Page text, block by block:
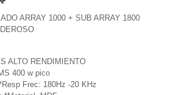
ARRAY 1000 + SUB ARRAY 1800
ALTO RENDIMIENTO
400 w pico
Frec: 180Hz -20 KHz